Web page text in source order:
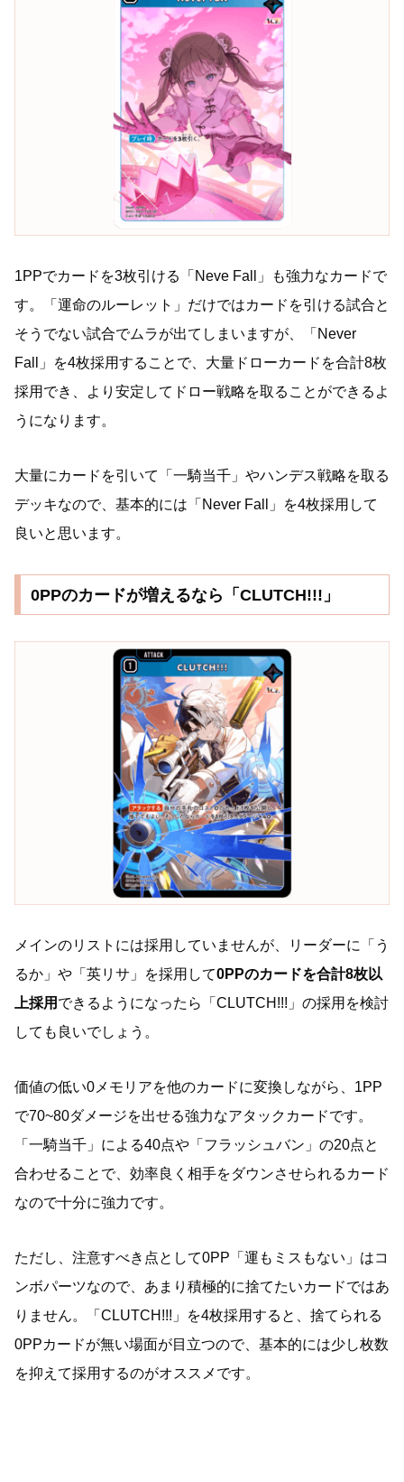
1PPでカードを3枚引ける「Neve Fall」も強力なカードで
す。「運命のルーレット」だけではカードを引ける試合と
そうでない試合でムラが出てしまいますが、「Never
Fall」を4枚採用することで、大量ドローカードを合計8枚
採用でき、より安定してドロー戦略を取ることができるよ
うになります。
大量にカードを引いて「一騎当千」やハンデス戦略を取る
デッキなので、基本的には「Never Fall」を4枚採用して
良いと思います。
0PPのカードが増えるなら「CLUTCH!!!」
メインのリストには採用していませんが、リーダーに「う
るか」や「英リサ」を採用して0PPのカードを合計8枚以
上採用 できるようになったら「CLUTCH!!!」の採用を検討
しても良いでしょう。
価値の低い0メモリアを他のカードに変換しながら、1PP
で70~80ダメージを出せる強力なアタックカードです。
「一騎当千」による40点や「フラッシュバン」の20点と
合わせることで、効率良く相手をダウンさせられるカード
なので十分に強力です。
ただし、注意すべき点として0PP「運もミスもない」はコ
ンボパーツなので、あまり積極的に捨てたいカードではあ
りません。「CLUTCH!!!」を4枚採用すると、捨てられる
0PPカードが無い場面が目立つので、基本的には少し枚数
を抑えて採用するのがオススメです。